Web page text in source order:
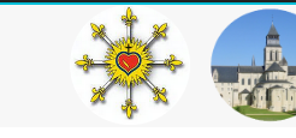
to